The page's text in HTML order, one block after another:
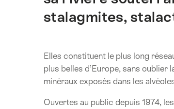
stalagmites,
Elles constituent le plus long
plus belles d’Europe, sans
minéraux exposés dans les
Ouvertes au public depuis 1974,